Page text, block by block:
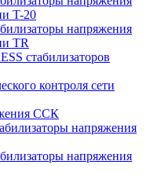
T-20
напряжения
TR
стабилизаторов
контроля сети
ССК
напряжения
напряжения